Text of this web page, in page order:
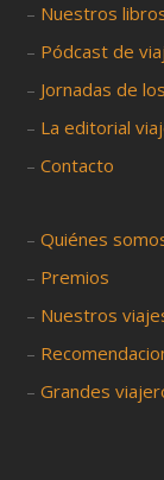
– Nuestros
– Pódcast de
– Jornadas de
– La editorial
–Contacto
–Quiénes
– Premios
– Nuestros
–
–Grandes